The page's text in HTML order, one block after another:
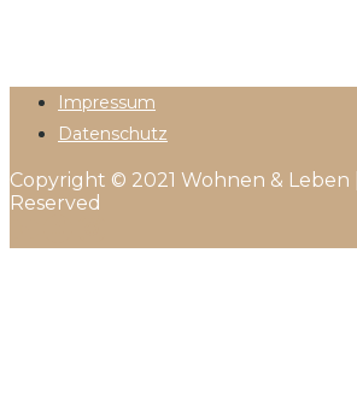
Impressum
Datenschutz
Copyright © 2021 Wohnen & Leben
Reserved